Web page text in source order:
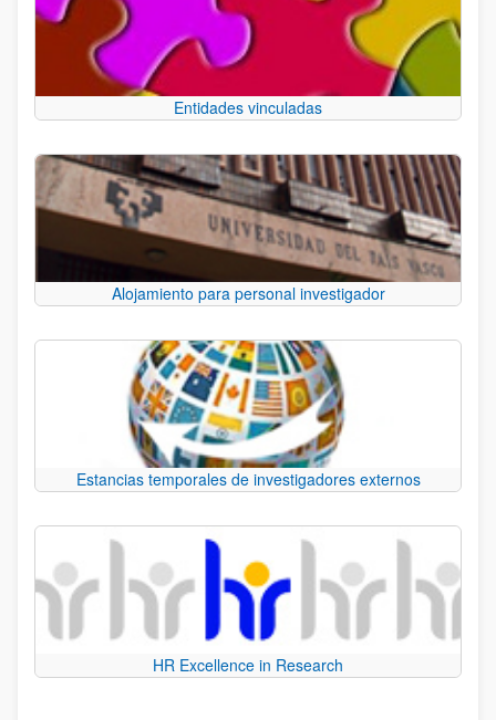
Entidades vinculadas
Alojamiento para personal investigador
Estancias temporales de investigadores externos
HR Excellence in Research